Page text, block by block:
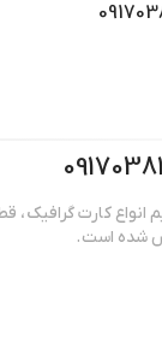
کارت گرافیک،
شده است.